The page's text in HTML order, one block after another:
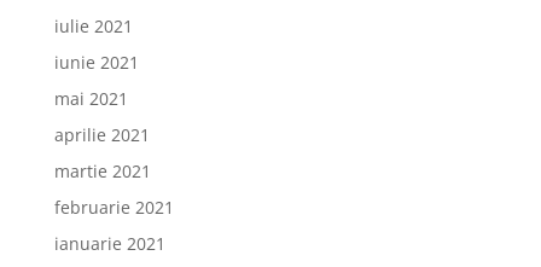
iulie 2021
iunie 2021
mai 2021
aprilie 2021
martie 2021
februarie 2021
ianuarie 2021